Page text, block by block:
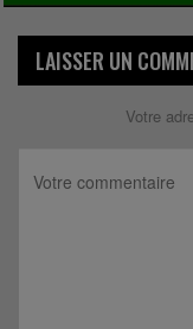
LAISSER UN
Votre